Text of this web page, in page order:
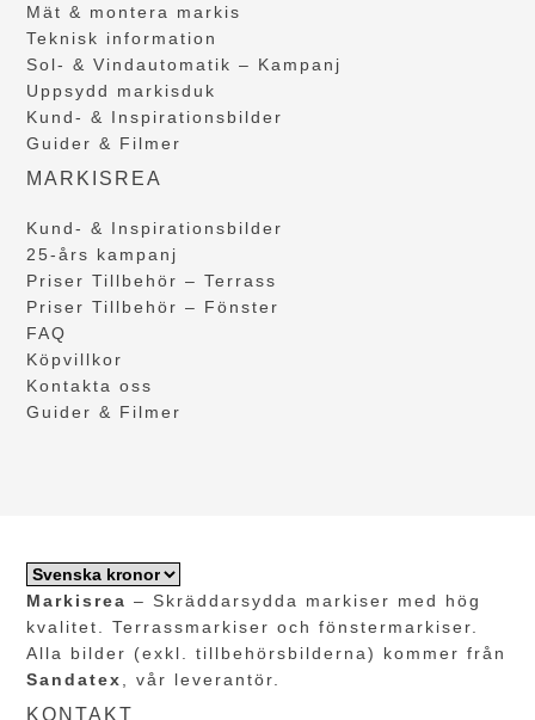
Mät & montera markis
Teknisk information
Sol- & Vindautomatik – Kampanj
Uppsydd markisduk
Kund- & Inspirationsbilder
Guider & Filmer
MARKISREA
Kund- & Inspirationsbilder
25-års kampanj
Priser Tillbehör – Terrass
Priser Tillbehör – Fönster
FAQ
Köpvillkor
Kontakta oss
Guider & Filmer
Markisrea – Skräddarsydda markiser med hög
kvalitet. Terrassmarkiser och fönstermarkiser.
Alla bilder (exkl. tillbehörsbilderna) kommer från
Sandatex
, vår leverantör.
KONTAKT